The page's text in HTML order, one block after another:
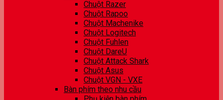
Chuột Razer
Chuột Rapoo
Chuột Machenike
Chuột Logitech
Chuột Fuhlen
Chuột DareU
Chuột Attack Shark
Chuột Asus
Chuột VGN - VXE
Bàn phím theo nhu cầu